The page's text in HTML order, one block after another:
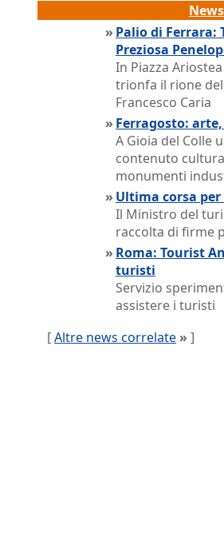
» Palio di Ferrara:
Preziosa
In Piazza
trionfa il rione
Francesco Caria
» Ferragosto:
A Gioia del Colle
contenuto
monumenti
» Ultima corsa
Il Ministro del
raccolta di firme
» Roma: Tourist
turisti
Servizio
assistere i turisti
[Altre news correlate » ]